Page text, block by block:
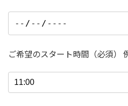
ご希望のスタート時間（必須）